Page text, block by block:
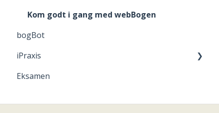
Reklamation
Fortrydelsesret
Kom godt i gang med webBogen
bogBot
iPraxis
iPraxis - kom i gang!
Eksamen